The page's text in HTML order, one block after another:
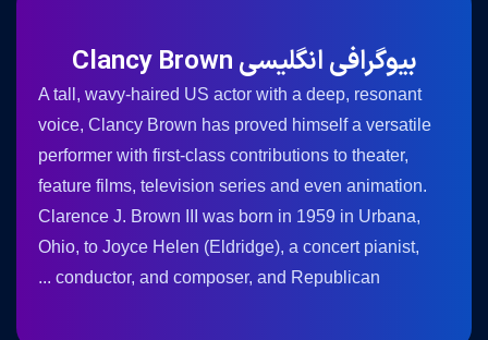
بیوگرافی انگلیسی Clancy Brown
A tall, wavy-haired US actor with a deep, resonant
voice, Clancy Brown has proved himself a versatile
performer with first-class contributions to theater,
feature films, television series and even animation.
Clarence J. Brown III was born in 1959 in Urbana,
Ohio, to Joyce Helen (Eldridge), a concert pianist,
conductor, and composer, and Republican ...